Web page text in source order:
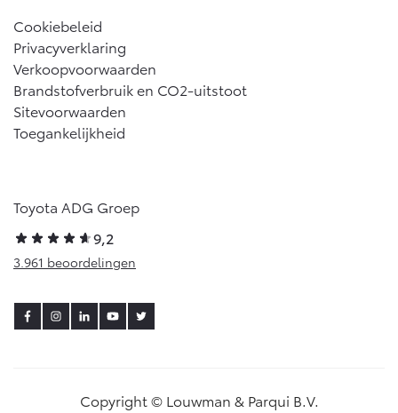
Cookiebeleid
Privacyverklaring
Verkoopvoorwaarden
Brandstofverbruik en CO2-uitstoot
Sitevoorwaarden
Toegankelijkheid
Toyota ADG Groep
9,2
3.961 beoordelingen
Copyright © Louwman & Parqui B.V.